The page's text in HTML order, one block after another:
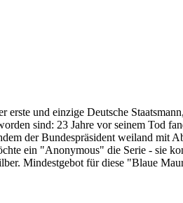
und einzige Deutsche
sind: 23 Jahre vor seinem Tod
der Bundespräsident weiland mit
ein "Anonymous" die Serie - sie
Mindestgebot für diese "Blaue